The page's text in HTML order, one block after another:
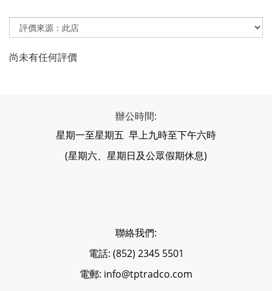
尚未有任何評價
辦公時間:
星期一至星期五 早上九時至下午六時
(星期六、星期日及公眾假期休息)
聯絡我們:
電話: (852) 2345 5501
電郵: info@tptradco.com